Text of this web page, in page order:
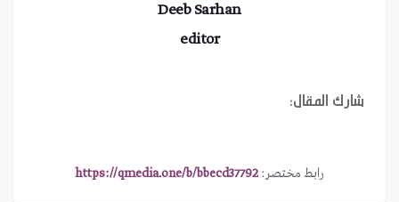
Deeb Sarhan
editor
شارك المقال:
رابط مختصر: https://qmedia.one/b/bbecd37792